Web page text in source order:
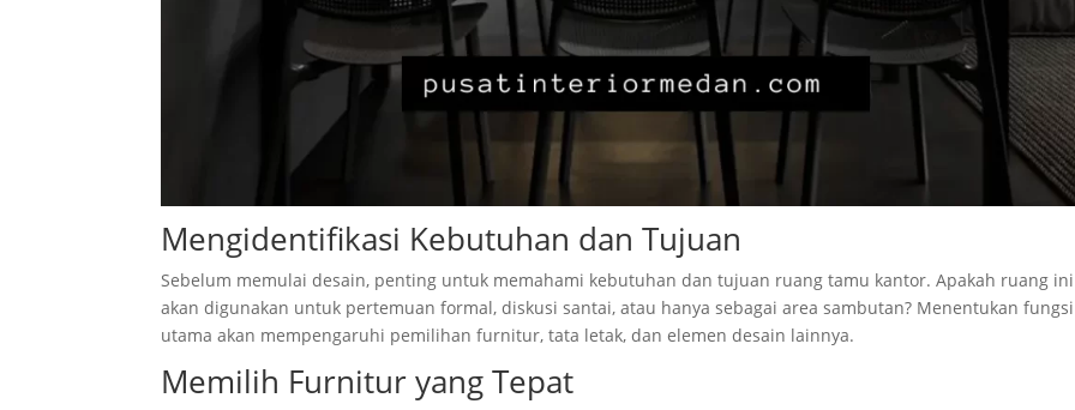
Mengidentifikasi Kebutuhan dan Tujuan
Sebelum memulai desain, penting untuk memahami kebutuhan dan tujuan ruang tamu kantor. Apakah ruang ini
akan digunakan untuk pertemuan formal, diskusi santai, atau hanya sebagai area sambutan? Menentukan fungsi
utama akan mempengaruhi pemilihan furnitur, tata letak, dan elemen desain lainnya.
Memilih Furnitur yang Tepat